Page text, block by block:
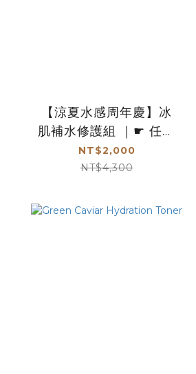
【涼夏水感周年慶】冰
肌補水修護組 ｜☛ 任選
三件優惠
NT$2,000
NT$4,300